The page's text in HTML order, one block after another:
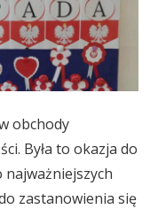
obchody
Była to okazja do
zastanowienia się